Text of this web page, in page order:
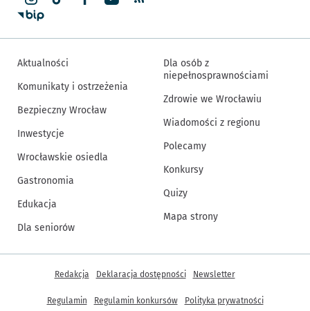
Aktualności
Komunikaty i ostrzeżenia
Bezpieczny Wrocław
Inwestycje
Wrocławskie osiedla
Gastronomia
Edukacja
Dla seniorów
Dla osób z
niepełnosprawnościami
Zdrowie we Wrocławiu
Wiadomości z regionu
Polecamy
Konkursy
Quizy
Mapa strony
Inne informacje
Redakcja Deklaracja dostępności Newsletter
Regulamin Regulamin konkursów Polityka prywatności